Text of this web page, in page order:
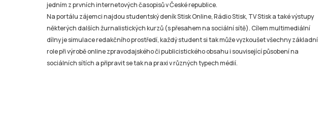
jedním z prvních internetových časopisů v České republice.
Na portálu zájemci najdou studentský deník Stisk Online, Rádio Stisk, TV Stisk a také výstupy
některých dalších žurnalistických kurzů (s přesahem na sociální sítě). Cílem multimediální
dílny je simulace redakčního prostředí, každý student si tak může vyzkoušet všechny základní
role při výrobě online zpravodajského či publicistického obsahu i související působení na
sociálních sítích a připravit se tak na praxi v různých typech médií.